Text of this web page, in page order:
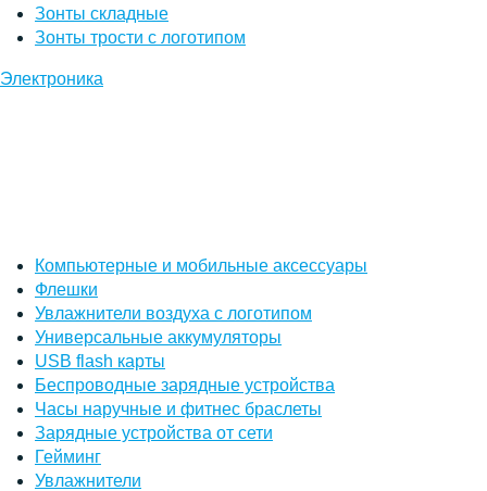
Зонты складные
Зонты трости с логотипом
Электроника
Компьютерные и мобильные аксессуары
Флешки
Увлажнители воздуха с логотипом
Универсальные аккумуляторы
USB flash карты
Беспроводные зарядные устройства
Часы наручные и фитнес браслеты
Зарядные устройства от сети
Гейминг
Увлажнители